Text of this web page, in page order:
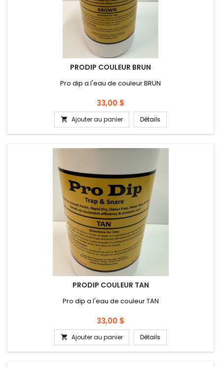
PRODIP COULEUR BRUN
Pro dip a l'eau de couleur BRUN
Prix
33,00 $
 Ajouter au panier Détails
PRODIP COULEUR TAN
Pro dip a l'eau de couleur TAN
Prix
33,00 $
 Ajouter au panier Détails